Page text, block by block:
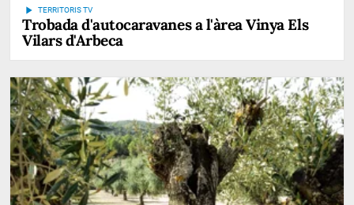
play_arrow TERRITORIS TV
Trobada d'autocaravanes a l'àrea Vinya Els
Vilars d'Arbeca